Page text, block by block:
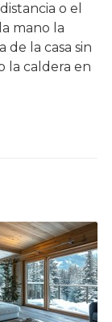
o el
mano la
la casa sin
la caldera en